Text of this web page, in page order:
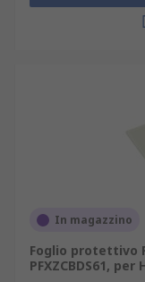
In magazzino
Foglio protettivo
PFXZCBDS61, per